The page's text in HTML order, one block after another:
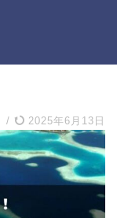
/ 2025年6月13日